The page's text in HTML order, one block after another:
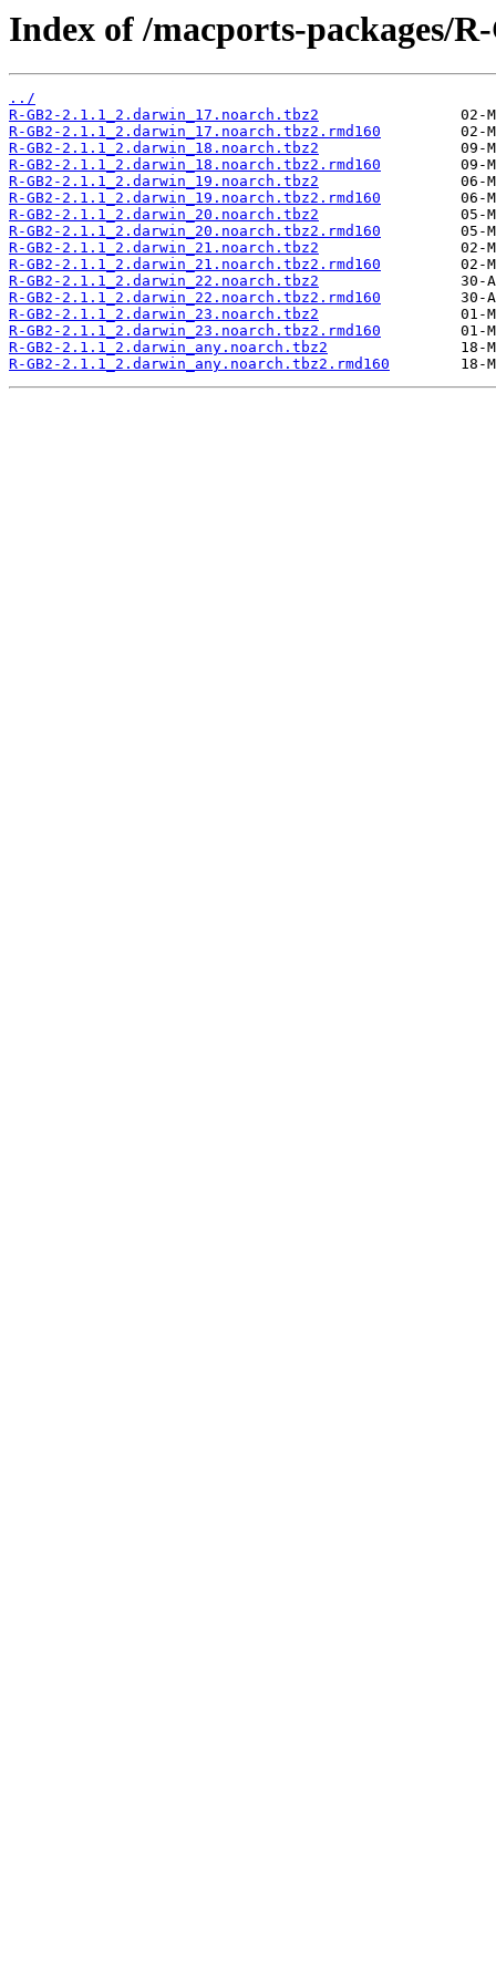
Index of /macports-packages/
../
R-GB2-2.1.1_2.darwin_17.noarch.tbz2
R-GB2-2.1.1_2.darwin_17.noarch.tbz2.rmd160
R-GB2-2.1.1_2.darwin_18.noarch.tbz2
R-GB2-2.1.1_2.darwin_18.noarch.tbz2.rmd160
R-GB2-2.1.1_2.darwin_19.noarch.tbz2
R-GB2-2.1.1_2.darwin_19.noarch.tbz2.rmd160
R-GB2-2.1.1_2.darwin_20.noarch.tbz2
R-GB2-2.1.1_2.darwin_20.noarch.tbz2.rmd160
R-GB2-2.1.1_2.darwin_21.noarch.tbz2
R-GB2-2.1.1_2.darwin_21.noarch.tbz2.rmd160
R-GB2-2.1.1_2.darwin_22.noarch.tbz2
R-GB2-2.1.1_2.darwin_22.noarch.tbz2.rmd160
R-GB2-2.1.1_2.darwin_23.noarch.tbz2
R-GB2-2.1.1_2.darwin_23.noarch.tbz2.rmd160
R-GB2-2.1.1_2.darwin_any.noarch.tbz2
R-GB2-2.1.1_2.darwin_any.noarch.tbz2.rmd160